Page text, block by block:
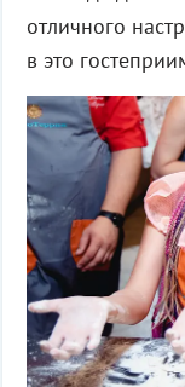
отличного
в это